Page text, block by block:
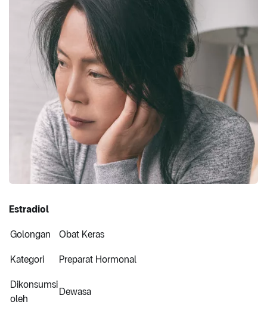
Estradiol
Golongan Obat Keras
Kategori Preparat Hormonal
Dikonsumsi
oleh
Dewasa